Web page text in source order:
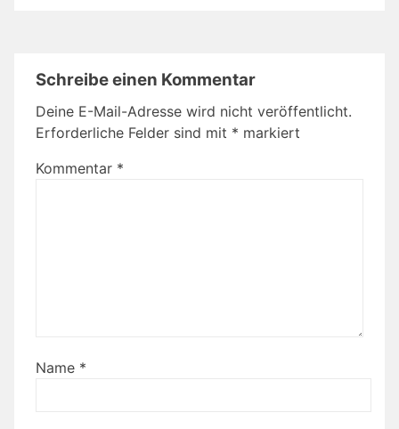
Schreibe einen Kommentar
Deine E-Mail-Adresse wird nicht veröffentlicht.
Erforderliche Felder sind mit * markiert
Kommentar *
Name *